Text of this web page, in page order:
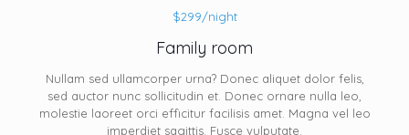
$299/night
Family room
Nullam sed ullamcorper urna? Donec aliquet dolor felis,
sed auctor nunc sollicitudin et. Donec ornare nulla leo,
molestie laoreet orci efficitur facilisis amet. Magna vel leo
imperdiet sagittis. Fusce vulputate.